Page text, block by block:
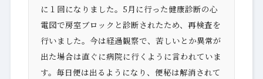
に１回になりました。5月に行った健康診断の心
電図で房室ブロックと診断されたため、再検査を
行いました。今は経過観察で、苦しいとか異常が
出た場合は直ぐに病院に行くように言われていま
す。毎日便は出るようになり、便秘は解消されて